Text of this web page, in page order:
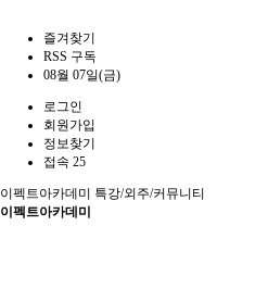
즐겨찾기
RSS 구독
08월 07일(금)
로그인
회원가입
정보찾기
접속 25
이펙트아카데미
특강/외주/커뮤니티
이펙트아카데미